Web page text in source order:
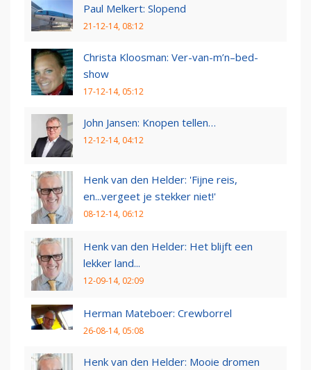
Paul Melkert: Slopend
21-12-14, 08:12
Christa Kloosman: Ver-van-m’n–bed-
show
17-12-14, 05:12
John Jansen: Knopen tellen…
12-12-14, 04:12
Henk van den Helder: 'Fijne reis,
en...vergeet je stekker niet!'
08-12-14, 06:12
Henk van den Helder: Het blijft een
lekker land...
12-09-14, 02:09
Herman Mateboer: Crewborrel
26-08-14, 05:08
Henk van den Helder: Mooie dromen